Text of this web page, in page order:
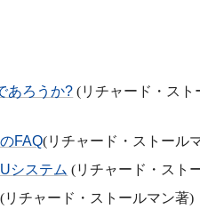
あろうか? (リチャード・スト
FAQ(リチャード・ストール
システム (リチャード・スト
(リチャード・ストールマン著)